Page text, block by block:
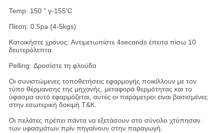
Temp: 150 " γ-155'C
Πίεση: 0.5pa (4-5kgs)
Κατοικήστε χρόνος: Αντιμετωπίστε 4seconds έπειτα πίσω 10
δευτερόλεπτα.
Pelling: Δροσίστε τη φλούδα
Οι συνιστώμενες τοποθετήσεις εφαρμογής ποικίλλουν με τον
τύπο θέρμανσης της μηχανής, μεταφορά θερμότητας και το
ύφασμα αυτό εφαρμόζεται, αυτές οι παράμετροι είναι βασισμένες
στην εσωτερική δοκιμή T&K.
Οι πελάτες πρέπει πάντα να εξετάσουν στο σύνολο χτύπησαν
των υφασμάτων πρίν πηγαίνουν στην παραγωγή.